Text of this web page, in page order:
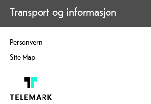
Transport og informasjon
Personvern
Site Map